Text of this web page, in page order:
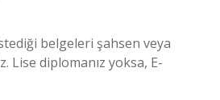
belgeleri şahsen veya
diplomanız yoksa, E-